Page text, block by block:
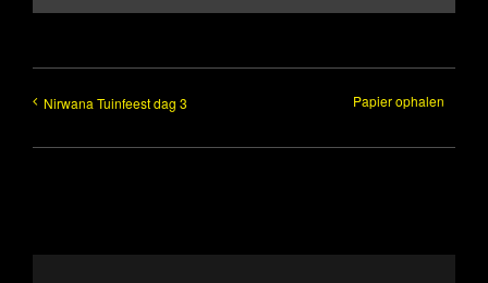
Nirwana Tuinfeest dag 3 Papier ophalen